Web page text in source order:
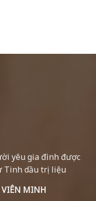
yêu gia đình được
Tinh dầu trị liệu
VIÊN MINH